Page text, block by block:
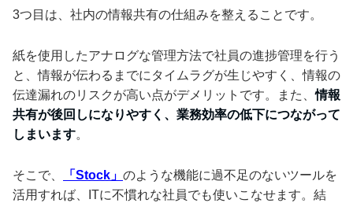
3つ目は、社内の情報共有の仕組みを整えることです。
紙を使用したアナログな管理方法で社員の進捗管理を行う
と、情報が伝わるまでにタイムラグが生じやすく、情報の
伝達漏れのリスクが高い点がデメリットです。また、情報
共有が後回しになりやすく、業務効率の低下につながって
しまいます。
そこで、 「Stock」 のような機能に過不足のないツールを
活用すれば、ITに不慣れな社員でも使いこなせます。結